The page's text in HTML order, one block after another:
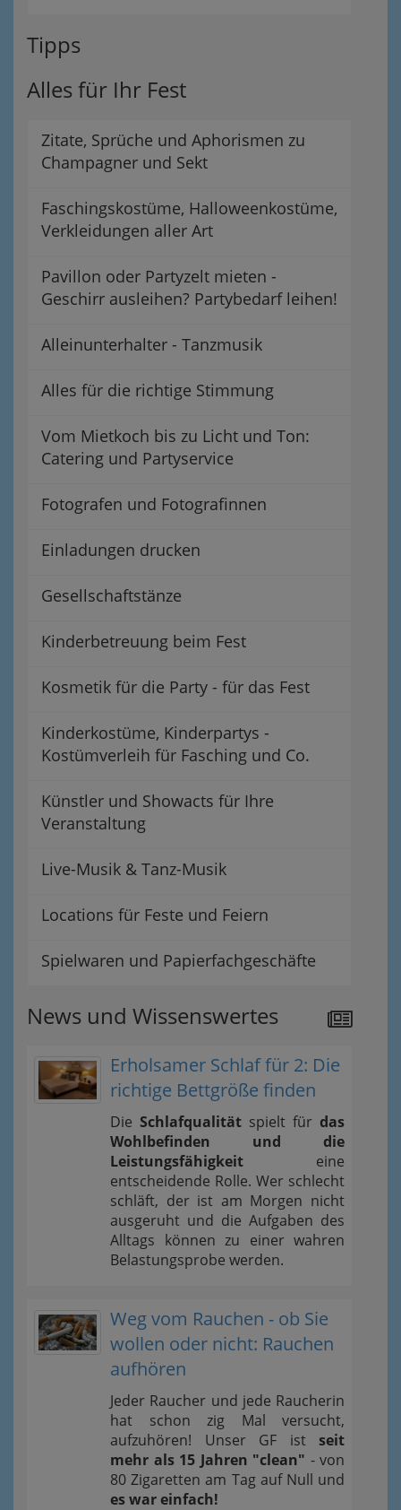
Tipps
Alles für Ihr Fest
Zitate, Sprüche und Aphorismen zu
Champagner und Sekt
Faschingskostüme, Halloweenkostüme,
Verkleidungen aller Art
Pavillon oder Partyzelt mieten -
Geschirr ausleihen? Partybedarf leihen!
Alleinunterhalter - Tanzmusik
Alles für die richtige Stimmung
Vom Mietkoch bis zu Licht und Ton:
Catering und Partyservice
Fotografen und Fotografinnen
Einladungen drucken
Gesellschaftstänze
Kinderbetreuung beim Fest
Kosmetik für die Party - für das Fest
Kinderkostüme, Kinderpartys -
Kostümverleih für Fasching und Co.
Künstler und Showacts für Ihre
Veranstaltung
Live-Musik & Tanz-Musik
Locations für Feste und Feiern
Spielwaren und Papierfachgeschäfte
News und Wissenswertes
Erholsamer Schlaf für 2: Die
richtige Bettgröße finden
Die Schlafqualität spielt für das
Wohlbefinden und die
Leistungsfähigkeit eine
entscheidende Rolle. Wer schlecht
schläft, der ist am Morgen nicht
ausgeruht und die Aufgaben des
Alltags können zu einer wahren
Belastungsprobe werden.
Weg vom Rauchen - ob Sie
wollen oder nicht: Rauchen
aufhören
Jeder Raucher und jede Raucherin
hat schon zig Mal versucht,
aufzuhören! Unser GF ist seit
mehr als 15 Jahren "clean" - von
80 Zigaretten am Tag auf Null und
es war einfach!